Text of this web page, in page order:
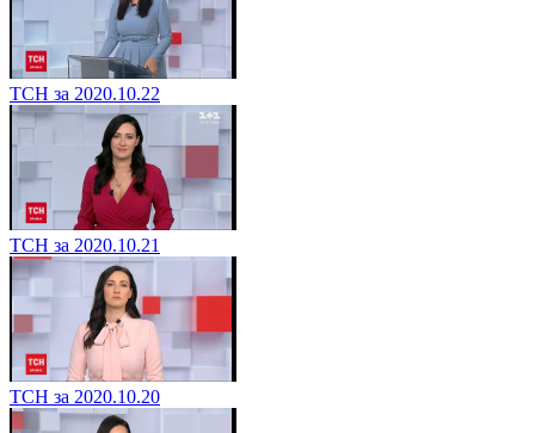
ТСН за 2020.10.22
ТСН за 2020.10.21
ТСН за 2020.10.20